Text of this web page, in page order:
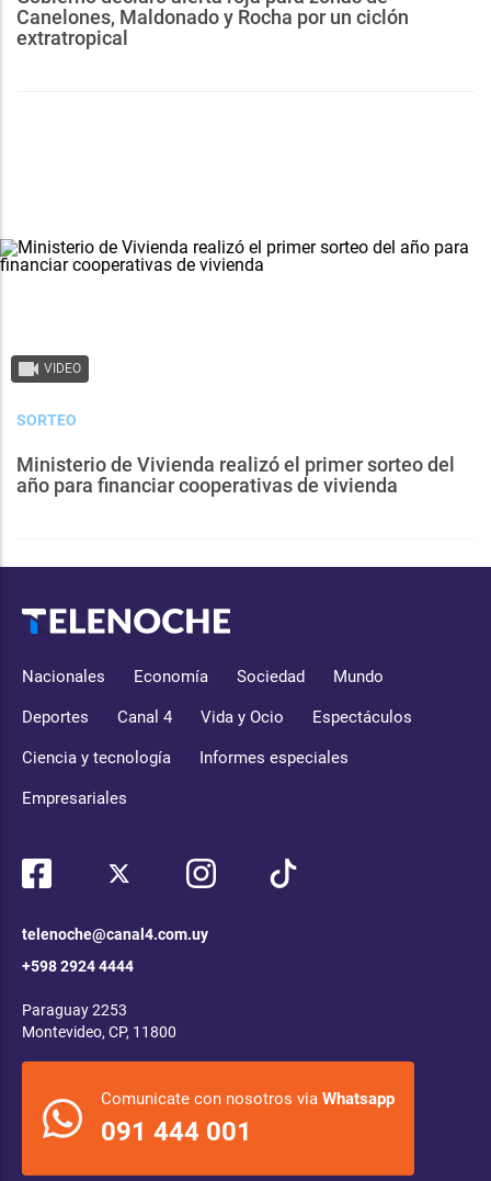
Canelones, Maldonado y Rocha por un ciclón
extratropical
VIDEO
SORTEO
Ministerio de Vivienda realizó el primer sorteo del
año para financiar cooperativas de vivienda
Nacionales Economía Sociedad Mundo
Deportes Canal 4 Vida y Ocio Espectáculos
Ciencia y tecnología Informes especiales
Empresariales
telenoche@canal4.com.uy
+598 2924 4444
Paraguay 2253
Montevideo, CP, 11800
Comunicate con nosotros via Whatsapp
091 444 001